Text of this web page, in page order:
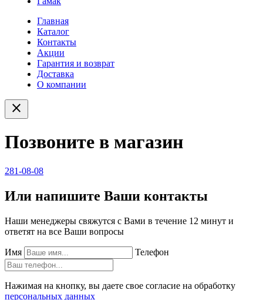
Главная
Каталог
Контакты
Акции
Гарантия и возврат
Доставка
О компании
close
Позвоните в магазин
281-08-08
Или напишите Ваши контакты
Наши менеджеры свяжутся с Вами в течение 12 минут и
ответят на все Ваши вопросы
Имя Телефон
Нажимая на кнопку, вы даете свое согласие на обработку
персональных данных